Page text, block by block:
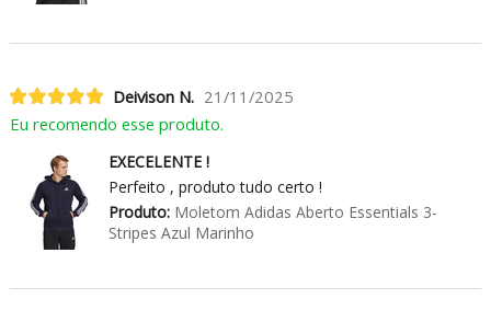
Deivison N. 21/11/2025
Eu recomendo esse produto.
EXECELENTE !
Perfeito , produto tudo certo !
Produto:Moletom Adidas Aberto Essentials 3-
Stripes Azul Marinho